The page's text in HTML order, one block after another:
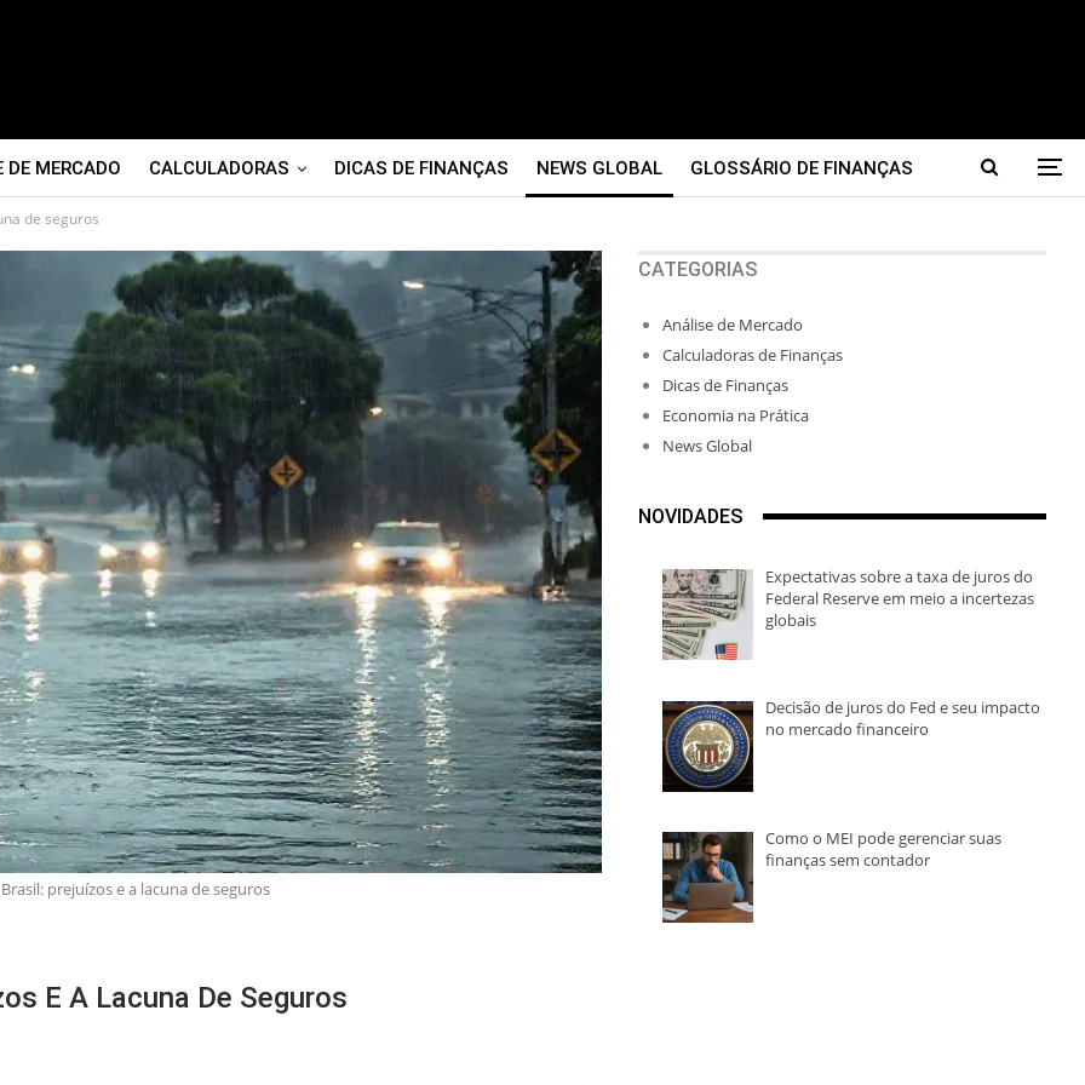
DE MERCADO CALCULADORAS DICAS DE FINANÇAS NEWS GLOBAL GLOSSÁRIO DE FINANÇAS
de seguros
prejuízos e a lacuna de seguros
E A Lacuna De Seguros
CATEGORIAS
Análise de Mercado
Calculadoras de Finanças
Dicas de Finanças
Economia na Prática
News Global
NOVIDADES
Expectativas sobre a taxa de juros do
Federal Reserve em meio a incertezas
globais
Decisão de juros do Fed e seu impacto
no mercado financeiro
Como o MEI pode gerenciar suas
finanças sem contador